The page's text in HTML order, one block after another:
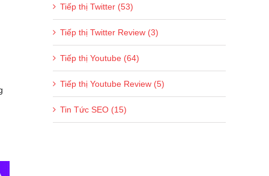
Tiếp thị Twitter (53)
Tiếp thị Twitter Review (3)
Tiếp thị Youtube (64)
Tiếp thị Youtube Review (5)
Tin Tức SEO (15)